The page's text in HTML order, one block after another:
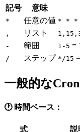
記号 意味
* 任意の値 * * *
, リスト
- 範囲 1-5 =
/ ステップ */15
一般的な
🕐 時間ベース：
式 説